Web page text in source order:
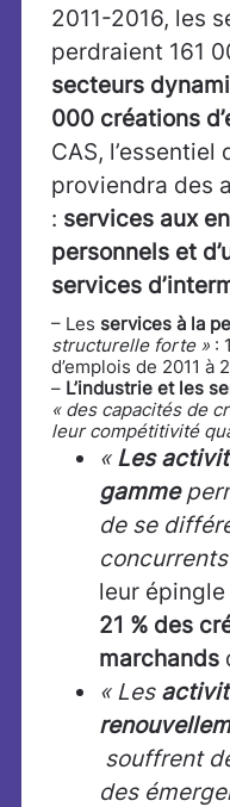
2011-2016, les
perdraient 161
secteurs
000 créations
CAS,
proviendra des
: services aux
personnels et
services
– Les services à la
structurelle forte » :
d’emplois de 2011 à
– L’industrie et les
« des capacités de
leur compétitivité
« Les
gamme
de se
leur
21 % des
marchands
« Les
souffrent
des